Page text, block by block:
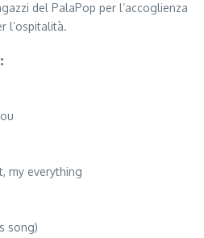
del PalaPop per l’accoglienza
l’ospitalità.
my everything
song)